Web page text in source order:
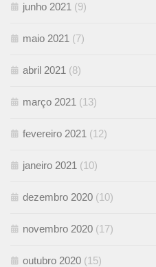
junho 2021 (9)
maio 2021 (7)
abril 2021 (8)
março 2021 (13)
fevereiro 2021 (12)
janeiro 2021 (10)
dezembro 2020 (10)
novembro 2020 (17)
outubro 2020 (15)